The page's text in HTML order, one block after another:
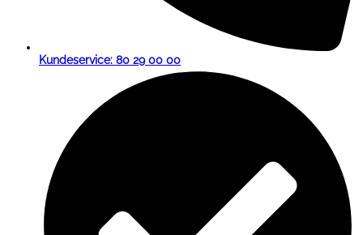
Kundeservice: 80 29 00 00